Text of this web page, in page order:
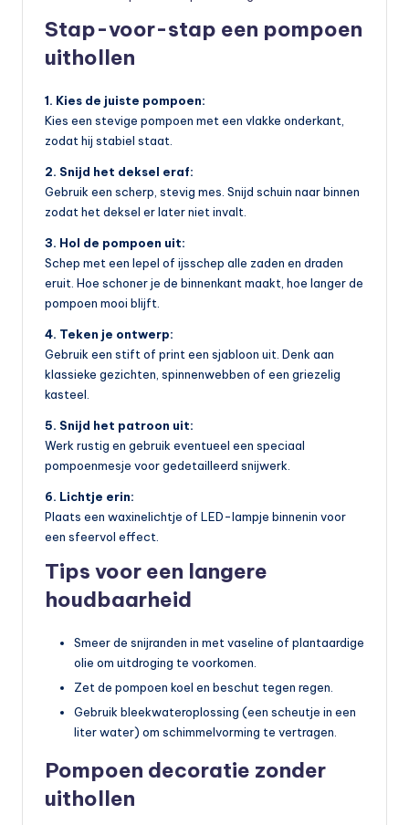
Stap-voor-stap een pompoen
uithollen
1. Kies de juiste pompoen:
Kies een stevige pompoen met een vlakke onderkant,
zodat hij stabiel staat.
2. Snijd het deksel eraf:
Gebruik een scherp, stevig mes. Snijd schuin naar binnen
zodat het deksel er later niet invalt.
3. Hol de pompoen uit:
Schep met een lepel of ijsschep alle zaden en draden
eruit. Hoe schoner je de binnenkant maakt, hoe langer de
pompoen mooi blijft.
4. Teken je ontwerp:
Gebruik een stift of print een sjabloon uit. Denk aan
klassieke gezichten, spinnenwebben of een griezelig
kasteel.
5. Snijd het patroon uit:
Werk rustig en gebruik eventueel een speciaal
pompoenmesje voor gedetailleerd snijwerk.
6. Lichtje erin:
Plaats een waxinelichtje of LED-lampje binnenin voor
een sfeervol effect.
Tips voor een langere
houdbaarheid
Smeer de snijranden in met vaseline of plantaardige
olie om uitdroging te voorkomen.
Zet de pompoen koel en beschut tegen regen.
Gebruik bleekwateroplossing (een scheutje in een
liter water) om schimmelvorming te vertragen.
Pompoen decoratie zonder
uithollen